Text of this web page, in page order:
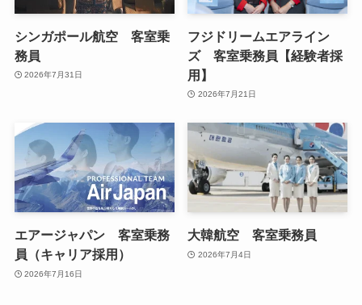
シンガポール航空 客室乗
務員
2026年7月31日
フジドリームエアライン
ズ 客室乗務員【経験者採
用】
2026年7月21日
エアージャパン 客室乗務
員（キャリア採用）
2026年7月16日
大韓航空 客室乗務員
2026年7月4日